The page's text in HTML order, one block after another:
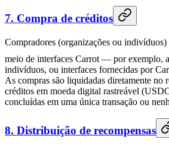
7. Compra de créditos
Compradores (organizações ou indivíduos)
meio de interfaces Carrot — por exemplo, a
indivíduos, ou interfaces fornecidas por
As compras são liquidadas diretamente no
créditos em moeda digital rastreável
concluídas em uma única transação ou
8. Distribuição de recompensas